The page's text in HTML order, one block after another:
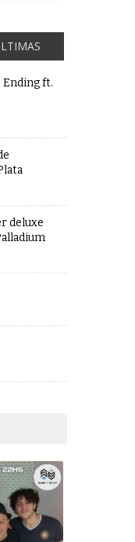
Ending ft.
deluxe